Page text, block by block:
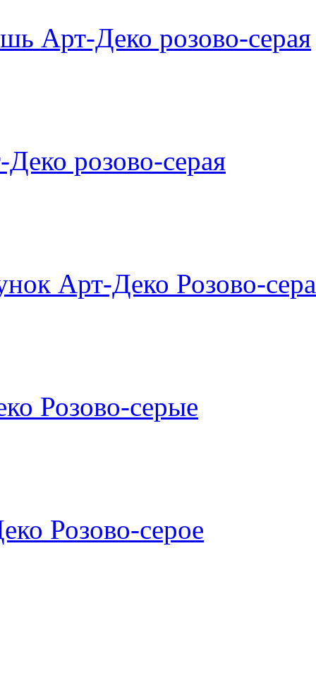
Арт-Деко розово-серая
розово-серая
Арт-Деко Розово-
Розово-серые
Розово-серое